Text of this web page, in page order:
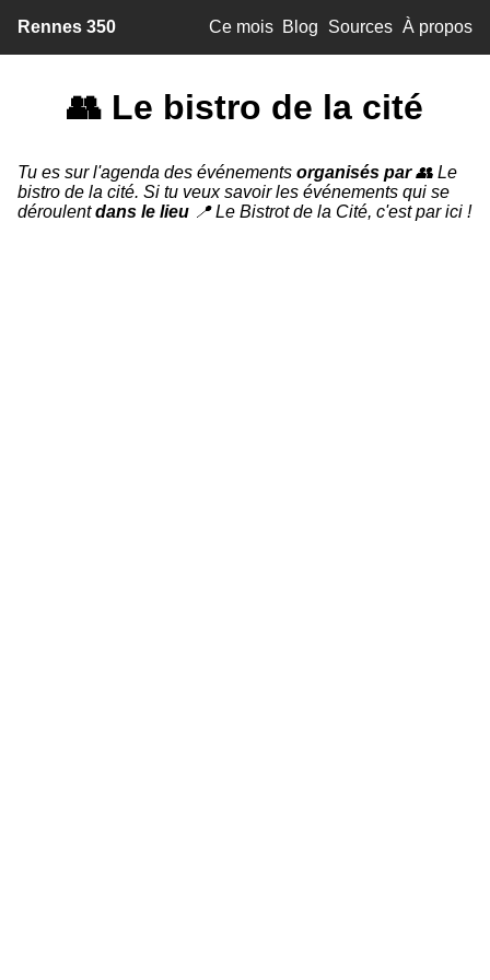
Rennes 350 Ce mois Blog Sources À propos
👥 Le bistro de la cité
Tu es sur l'agenda des événements organisés par👥 Le
bistro de la cité. Si tu veux savoir les événements qui se
déroulentdans le lieu 📍 Le Bistrot de la Cité, c'est parici !